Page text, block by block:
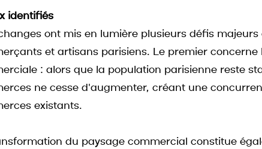
identifiés
ont mis en lumière plusieurs défis
et artisans parisiens. Le premier
: alors que la population parisienne reste
ne cesse d'augmenter, créant une
existants.
du paysage commercial constitue